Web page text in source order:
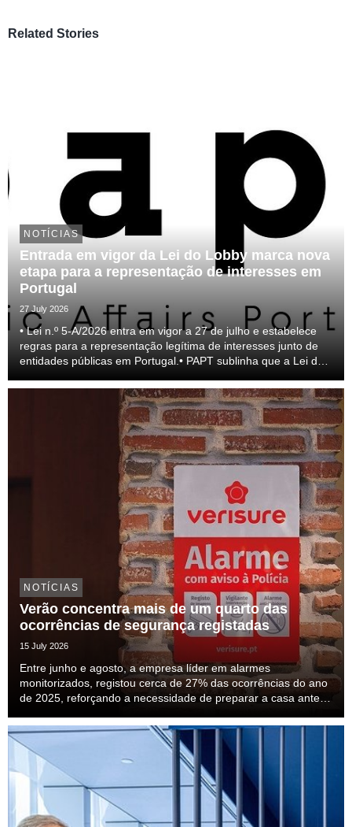
Related Stories
NOTÍCIAS
Entrada em vigor da Lei do Lobby marca nova
etapa para a representação de interesses em
Portugal
27 July 2026
• Lei n.º 5-A/2026 entra em vigor a 27 de julho e estabelece
regras para a representação legítima de interesses junto de
entidades públicas em Portugal.• PAPT sublinha que a Lei do
do setor e para a transparên...
NOTÍCIAS
Verão concentra mais de um quarto das
ocorrências de segurança registadas
15 July 2026
Entre junho e agosto, a empresa líder em alarmes
monitorizados, registou cerca de 27% das ocorrências do ano
de 2025, reforçando a necessidade de preparar a casa antes